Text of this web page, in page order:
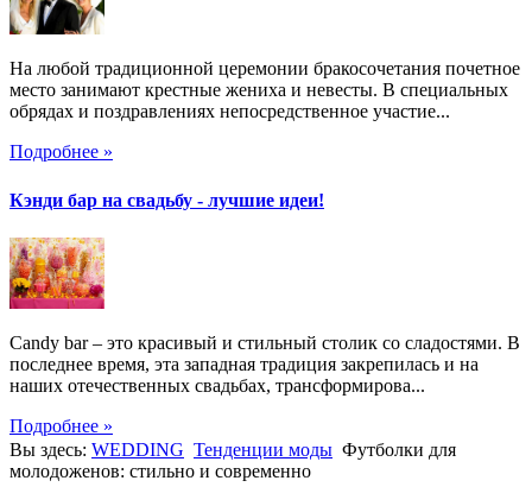
На любой традиционной церемонии бракосочетания почетное
место занимают крестные жениха и невесты. В специальных
обрядах и поздравлениях непосредственное участие...
Подробнее »
Кэнди бар на свадьбу - лучшие идеи!
Candy bar – это красивый и стильный столик со сладостями. В
последнее время, эта западная традиция закрепилась и на
наших отечественных свадьбах, трансформирова...
Подробнее »
Вы здесь: WEDDING Тенденции моды Футболки для
молодоженов: стильно и современно